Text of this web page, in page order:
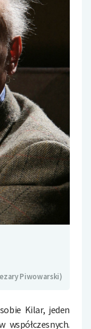
Piwowarski)
Kilar, jeden